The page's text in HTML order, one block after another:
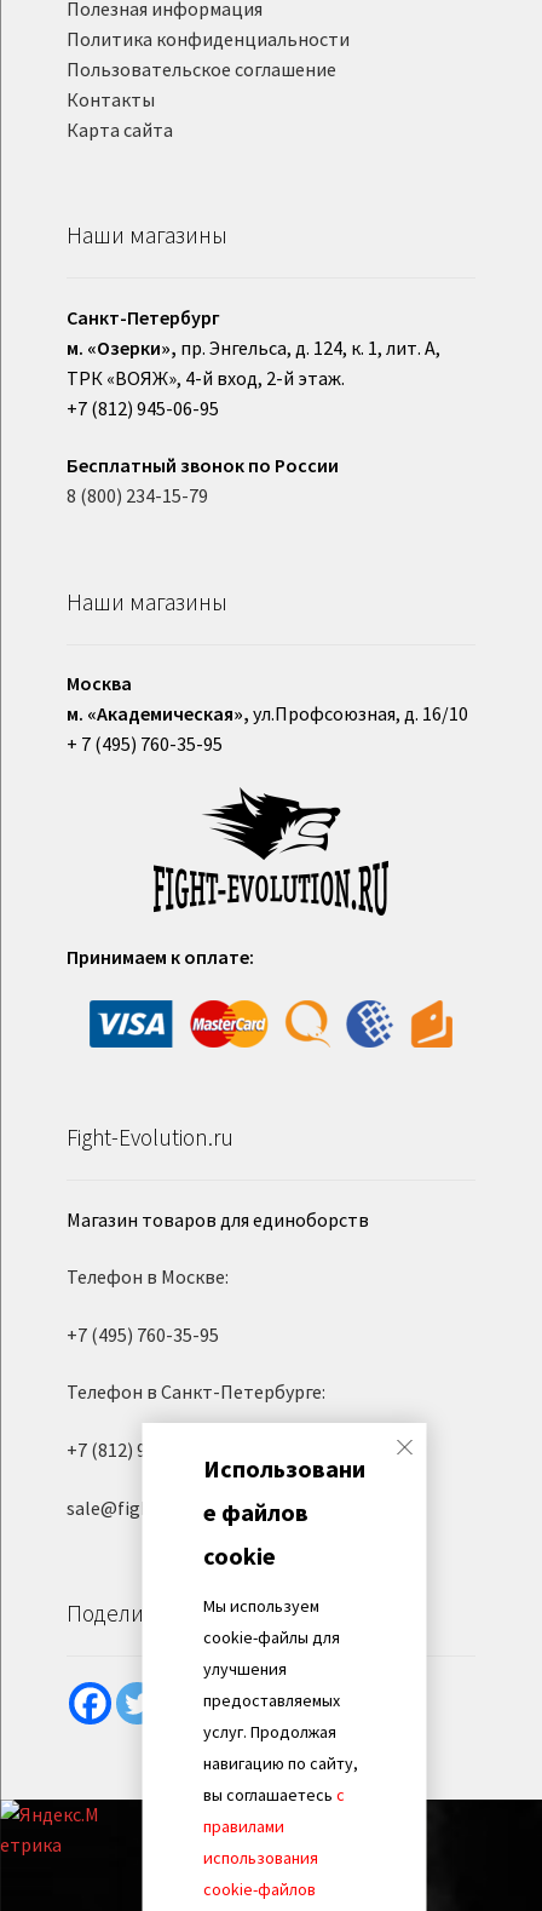
Полезная информация
Политика конфиденциальности
Пользовательское соглашение
Контакты
Карта сайта
Наши магазины
Санкт-Петербург
м. «Озерки», пр. Энгельса, д. 124, к. 1, лит. А,
ТРК «ВОЯЖ», 4-й вход, 2-й этаж.
+7 (812) 945-06-95
Бесплатный звонок по России
8 (800) 234-15-79
Наши магазины
Москва
м. «Академическая», ул.Профсоюзная, д. 16/10
+ 7 (495) 760-35-95
Принимаем к оплате:
Fight-Evolution.ru
Магазин товаров для единоборств
Телефон в Москве:
+7 (495) 760-35-95
Телефон в Санкт-Петербурге:
+7 (812) 945-06-95
sale@fight-evolution.ru
Поделиться
Использовани
е файлов
cookie
Мы используем
cookie-файлы для
улучшения
предоставляемых
услуг. Продолжая
навигацию по сайту,
вы соглашаетесь с
правилами
использования
cookie-файлов